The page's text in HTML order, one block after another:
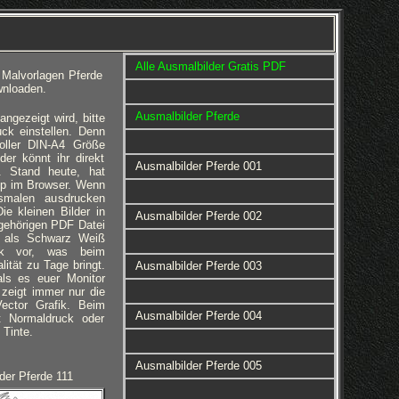
Pferde
wird, bitte
einstellen. Denn
DIN-A4 Größe
könnt ihr direkt
Stand heute, hat
im Browser. Wenn
ausdrucken
kleinen Bilder in
PDF Datei
als Schwarz Weiß
vor, was beim
zu Tage bringt.
es euer Monitor
immer nur die
Grafik. Beim
oder
Tinte.
Pferde 111
Alle Ausmalbilder Gratis PDF
Ausmalbilder Pferde
Ausmalbilder Pferde 001
Ausmalbilder Pferde 002
Ausmalbilder Pferde 003
Ausmalbilder Pferde 004
Ausmalbilder Pferde 005